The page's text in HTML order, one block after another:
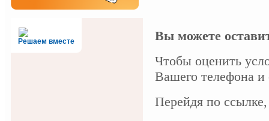
Решаем вместе
Вы можете
Чтобы оценить
Вашего телефона и
Перейдя по